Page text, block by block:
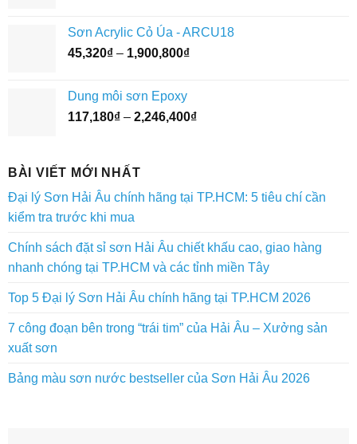
158,620₫
Sơn Acrylic Cỏ Úa - ARCU18
45,320₫ – 1,900,800₫Khoảng
đến
Dung môi sơn Epoxy
117,180₫ – 2,246,400₫Khoảng
2,246,400₫
BÀI VIẾT MỚI NHẤT
Đại lý Sơn Hải Âu chính hãng tại TP.HCM: 5 tiêu chí cần
kiểm tra trước khi mua
Chính sách đặt sỉ sơn Hải Âu chiết khấu cao, giao hàng
nhanh chóng tại TP.HCM và các tỉnh miền Tây
Top 5 Đại lý Sơn Hải Âu chính hãng tại TP.HCM 2026
7 công đoạn bên trong “trái tim” của Hải Âu – Xưởng sản
xuất sơn
Bảng màu sơn nước bestseller của Sơn Hải Âu 2026